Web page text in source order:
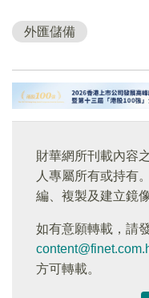
外匯儲備
財華網所刊載內容
人專屬所有或持有
編、複製及建立鏡
如有意願轉載，請
方可轉載。